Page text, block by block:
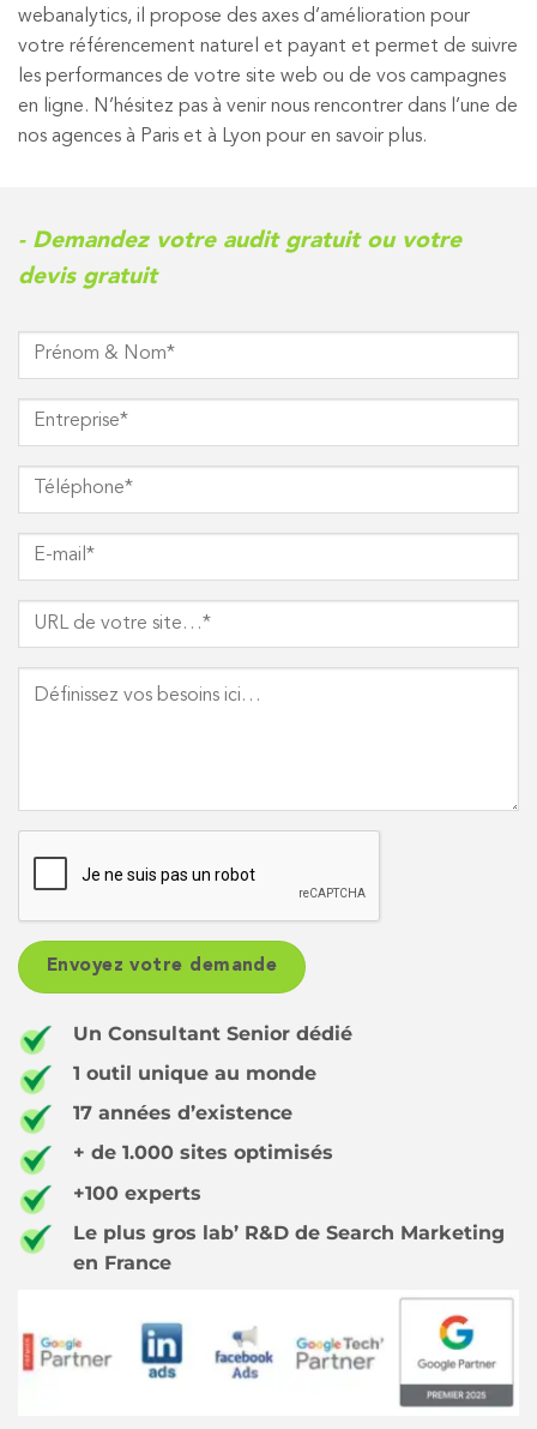
webanalytics, il propose des axes d’amélioration pour
votre référencement naturel et payant et permet de suivre
les performances de votre site web ou de vos campagnes
en ligne. N’hésitez pas à venir nous rencontrer dans l’une de
nos agences à Paris et à Lyon pour en savoir plus.
- Demandez votre audit gratuit ou votre
devis gratuit
Un Consultant Senior dédié
1 outil unique au monde
17 années d’existence
+ de 1.000 sites optimisés
+100 experts
Le plus gros lab’ R&D de Search Marketing
en France